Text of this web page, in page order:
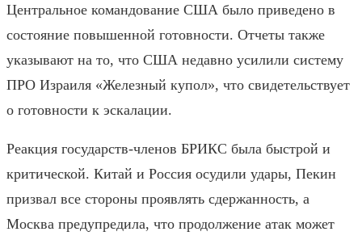
Центральное командование США было приведено в
состояние повышенной готовности. Отчеты также
указывают на то, что США недавно усилили систему
ПРО Израиля «Железный купол», что свидетельствует
о готовности к эскалации.
Реакция государств-членов БРИКС была быстрой и
критической. Китай и Россия осудили удары, Пекин
призвал все стороны проявлять сдержанность, а
Москва предупредила, что продолжение атак может